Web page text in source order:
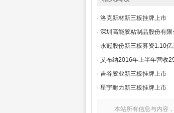
· 洛克新材新三板挂牌上市
· 深圳高能胶粘制品股份有
· 永冠股份新三板募资1.10亿
· 艾布纳2016年上半年营收
· 吉谷胶业新三板挂牌上市
· 星宇耐力新三板挂牌上市
本站所有信息与内容